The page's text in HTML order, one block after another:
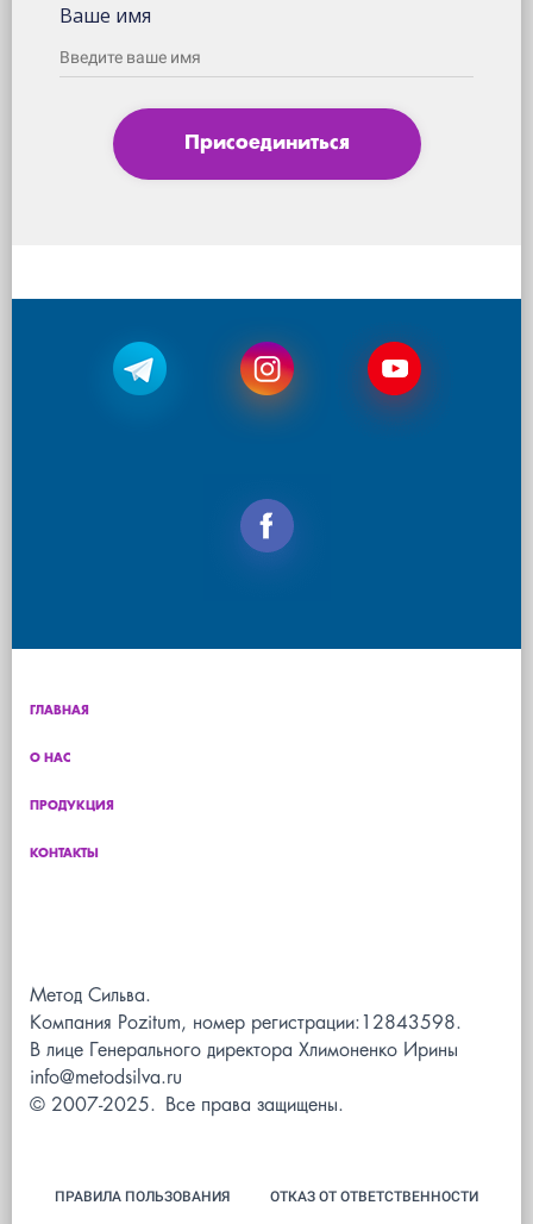
Ваше имя
Присоединиться
ГЛАВНАЯ
О НАС
ПРОДУКЦИЯ
КОНТАКТЫ
Метод Сильва.
Компания Pozitum, номер регистрации:12843598.
В лице Генерального директора Хлимоненко Ирины
info@metodsilva.ru
© 2007-2025. Все права защищены.
ПРАВИЛА ПОЛЬЗОВАНИЯ ОТКАЗ ОТ ОТВЕТСТВЕННОСТИ